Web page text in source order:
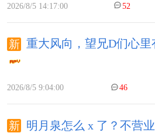
2026/8/5 14:17:00 52
重大风向，望兄D们心
2026/8/5 9:04:00 46
明月泉怎么 x 了？不营